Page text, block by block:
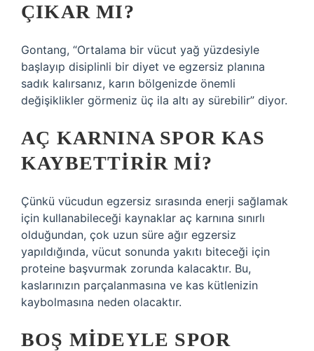
ÇIKAR MI?
Gontang, “Ortalama bir vücut yağ yüzdesiyle
başlayıp disiplinli bir diyet ve egzersiz planına
sadık kalırsanız, karın bölgenizde önemli
değişiklikler görmeniz üç ila altı ay sürebilir” diyor.
AÇ KARNINA SPOR KAS
KAYBETTIRIR MI?
Çünkü vücudun egzersiz sırasında enerji sağlamak
için kullanabileceği kaynaklar aç karnına sınırlı
olduğundan, çok uzun süre ağır egzersiz
yapıldığında, vücut sonunda yakıtı biteceği için
proteine ​​başvurmak zorunda kalacaktır. Bu,
kaslarınızın parçalanmasına ve kas kütlenizin
kaybolmasına neden olacaktır.
BOŞ MIDEYLE SPOR